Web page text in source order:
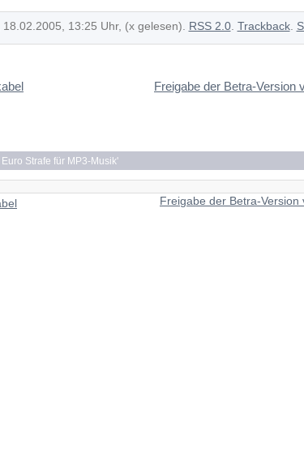
13:25 Uhr, (x gelesen). RSS 2.0. Trackback.
Freigabe der Betra-Version
Strafe für MP3-Musik'
Freigabe der Betra-Version